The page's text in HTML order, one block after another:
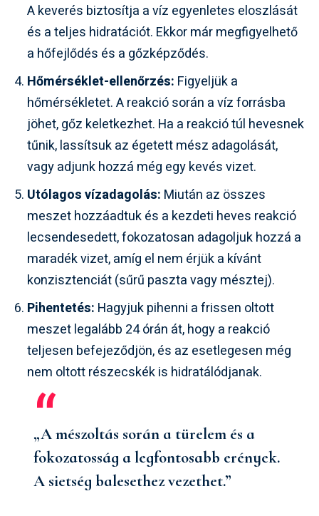
A keverés biztosítja a víz egyenletes eloszlását
és a teljes hidratációt. Ekkor már megfigyelhető
a hőfejlődés és a gőzképződés.
Hőmérséklet-ellenőrzés: Figyeljük a
hőmérsékletet. A reakció során a víz forrásba
jöhet, gőz keletkezhet. Ha a reakció túl hevesnek
tűnik, lassítsuk az égetett mész adagolását,
vagy adjunk hozzá még egy kevés vizet.
Utólagos vízadagolás: Miután az összes
meszet hozzáadtuk és a kezdeti heves reakció
lecsendesedett, fokozatosan adagoljuk hozzá a
maradék vizet, amíg el nem érjük a kívánt
konzisztenciát (sűrű paszta vagy mésztej).
Pihentetés: Hagyjuk pihenni a frissen oltott
meszet legalább 24 órán át, hogy a reakció
teljesen befejeződjön, és az esetlegesen még
nem oltott részecskék is hidratálódjanak.
„A mészoltás során a türelem és a
fokozatosság a legfontosabb erények.
A sietség balesethez vezethet.”